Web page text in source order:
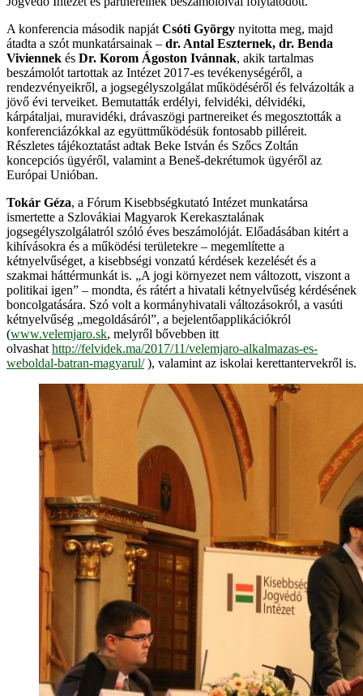
A konferencia második napját Csóti György nyitotta meg, majd
átadta a szót munkatársainak – dr. Antal Eszternek, dr. Benda
Viviennek és Dr. Korom Ágoston Ivánnak, akik tartalmas
beszámolót tartottak az Intézet 2017-es tevékenységéről, a
rendezvényeikről, a jogsegélyszolgálat működéséről és felvázolták a
jövő évi terveiket. Bemutatták erdélyi, felvidéki, délvidéki,
kárpátaljai, muravidéki, drávaszögi partnereiket és megosztották a
konferenciázókkal az együttműködésük fontosabb pilléreit.
Részletes tájékoztatást adtak Beke István és Szőcs Zoltán
koncepciós ügyéről, valamint a Beneš-dekrétumok ügyéről az
Európai Unióban.
Tokár Géza, a Fórum Kisebbségkutató Intézet munkatársa
ismertette a Szlovákiai Magyarok Kerekasztalának
jogsegélyszolgálatról szóló éves beszámolóját. Előadásában kitért a
kihívásokra és a működési területekre – megemlítette a
kétnyelvűséget, a kisebbségi vonzatú kérdések kezelését és a
szakmai háttérmunkát is. „A jogi környezet nem változott, viszont a
politikai igen” – mondta, és rátért a hivatali kétnyelvűség kérdésének
boncolgatására. Szó volt a kormányhivatali változásokról, a vasúti
kétnyelvűség „megoldásáról”, a bejelentőapplikációkról
(www.velemjaro.sk, melyről bővebben itt
olvashat http://felvidek.ma/2017/11/velemjaro-alkalmazas-es-
weboldal-batran-magyarul/), valamint az iskolai kerettantervekről is.